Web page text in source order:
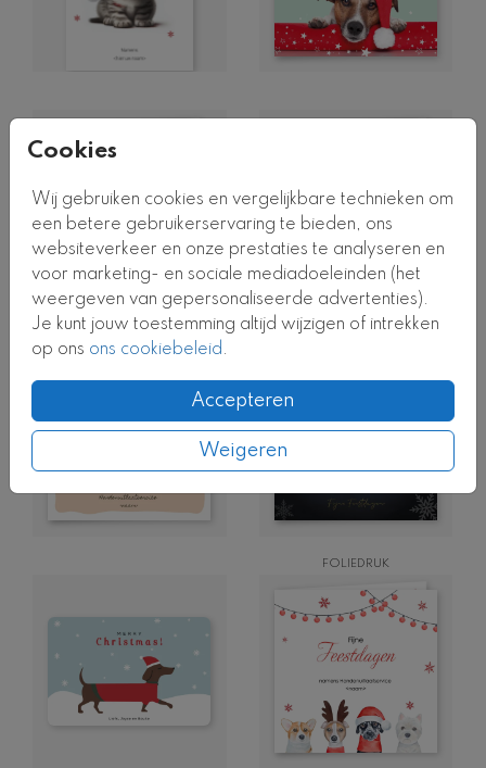
Cookies
Wij gebruiken cookies en vergelijkbare technieken om
een betere gebruikerservaring te bieden, ons
websiteverkeer en onze prestaties te analyseren en
voor marketing- en sociale mediadoeleinden (het
weergeven van gepersonaliseerde advertenties).
Je kunt jouw toestemming altijd wijzigen of intrekken
op ons ons cookiebeleid.
Accepteren
Weigeren
FOLIEDRUK